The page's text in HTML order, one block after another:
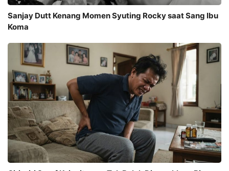
Sanjay Dutt Kenang Momen Syuting Rocky saat Sang Ibu
Koma